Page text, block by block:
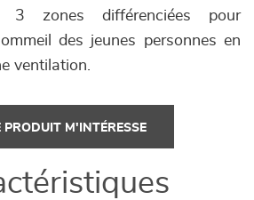
zones différenciées pour
des jeunes personnes en
ventilation.
PRODUIT M'INTÉRESSE